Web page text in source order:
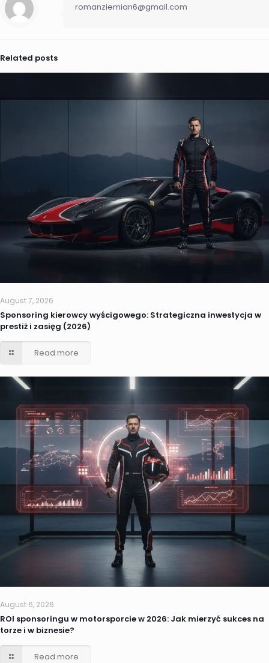
romanziemian6@gmail.com
Related posts
August 7, 2026
Sponsoring kierowcy wyścigowego: Strategiczna inwestycja w
prestiż i zasięg (2026)
Read more
August 6, 2026
ROI sponsoringu w motorsporcie w 2026: Jak mierzyć sukces na
torze i w biznesie?
Read more